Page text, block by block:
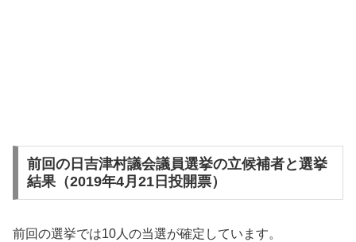
前回の日吉津村議会議員選挙の立候補者と選挙
結果（2019年4月21日投開票）
前回の選挙では10人の当選が確定しています。